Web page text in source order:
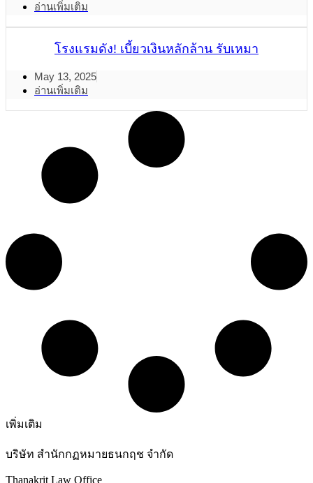
อ่านเพิ่มเติม
โรงแรมดัง! เบี้ยวเงินหลักล้าน รับเหมา
May 13, 2025
อ่านเพิ่มเติม
เพิ่มเติม
บริษัท สำนักกฏหมายธนกฤช จำกัด
Thanakrit Law Office